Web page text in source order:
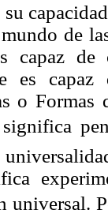
de
capaz de
es capaz
o
significa